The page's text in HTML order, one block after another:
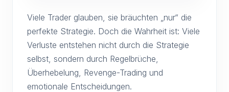
Viele Trader glauben, sie bräuchten „nur“ die
perfekte Strategie. Doch die Wahrheit ist: Viele
Verluste entstehen nicht durch die Strategie
selbst, sondern durch Regelbrüche,
Überhebelung, Revenge-Trading und
emotionale Entscheidungen.